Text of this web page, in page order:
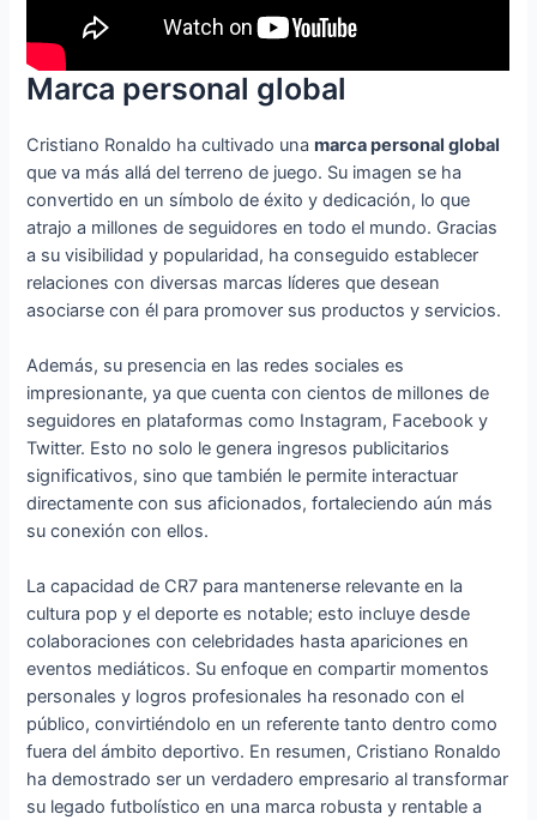
Marca personal global
Cristiano Ronaldo ha cultivado unamarca personal global
que va más allá del terreno de juego. Su imagen se ha
convertido en un símbolo de éxito y dedicación, lo que
atrajo a millones de seguidores en todo el mundo. Gracias
a su visibilidad y popularidad, ha conseguido establecer
relaciones con diversas marcas líderes que desean
asociarse con él para promover sus productos y servicios.
Además, su presencia en las redes sociales es
impresionante, ya que cuenta con cientos de millones de
seguidores en plataformas como Instagram, Facebook y
Twitter. Esto no solo le genera ingresos publicitarios
significativos, sino que también le permite interactuar
directamente con sus aficionados, fortaleciendo aún más
su conexión con ellos.
La capacidad de CR7 para mantenerse relevante en la
cultura pop y el deporte es notable; esto incluye desde
colaboraciones con celebridades hasta apariciones en
eventos mediáticos. Su enfoque en compartir momentos
personales y logros profesionales ha resonado con el
público, convirtiéndolo en un referente tanto dentro como
fuera del ámbito deportivo. En resumen, Cristiano Ronaldo
ha demostrado ser un verdadero empresario al transformar
su legado futbolístico en una marca robusta y rentable a